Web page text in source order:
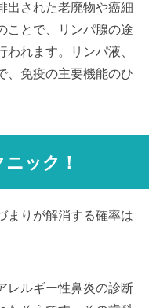
出された老廃物や癌細
ことで、リンパ腺の途
れます。リンパ液、
、免疫の主要機能のひ
ック！
まりが解消する確率は
レルギー性鼻炎の診断